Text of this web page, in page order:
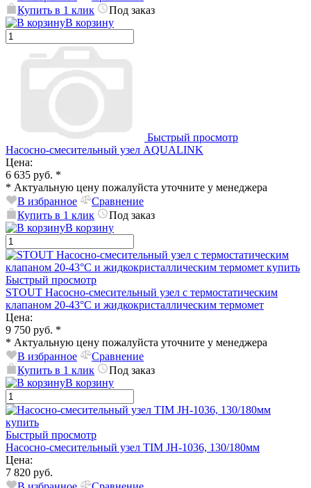
Купить в 1 клик
Под заказ
В корзину
Быстрый просмотр
Насосно-смесительный узел AQUALINK
Цена:
6 635 руб. *
* Актуальную цену пожалуйста уточните у менеджера
В избранное
Сравнение
Купить в 1 клик
Под заказ
В корзину
Быстрый просмотр
STOUT Насосно-смесительный узел с термостатическим
клапаном 20-43°C и жидкокристаллическим термомет
Цена:
9 750 руб. *
* Актуальную цену пожалуйста уточните у менеджера
В избранное
Сравнение
Купить в 1 клик
Под заказ
В корзину
Быстрый просмотр
Насосно-смесительный узел TIM JH-1036, 130/180мм
Цена:
7 820 руб.